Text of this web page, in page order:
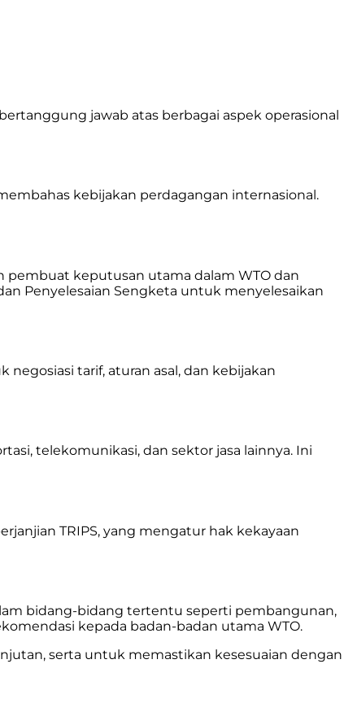
jawab atas berbagai aspek operasional
kebijakan perdagangan internasional.
pembuat keputusan utama dalam WTO dan
Penyelesaian Sengketa untuk menyelesaikan
tarif, aturan asal, dan kebijakan
telekomunikasi, dan sektor jasa lainnya. Ini
TRIPS, yang mengatur hak kekayaan
bidang-bidang tertentu seperti pembangunan,
kepada badan-badan utama WTO.
serta untuk memastikan kesesuaian dengan